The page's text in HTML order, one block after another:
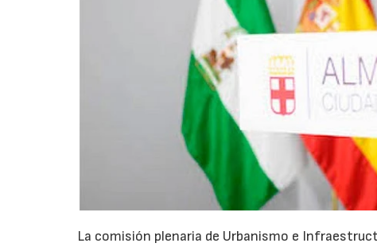
La comisión plenaria de Urbanismo e